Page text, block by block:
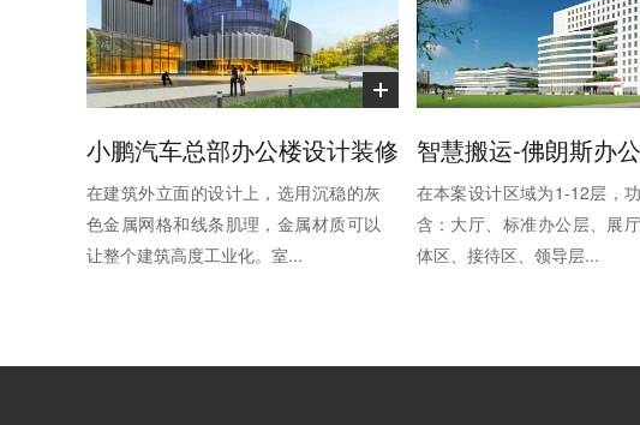
小鹏汽车总部办公楼设计装修
在建筑外立面的设计上，选用沉稳的灰
色金属网格和线条肌理，金属材质可以
让整个建筑高度工业化。室...
在本案设计区域为1-12层，
含：大厅、标准办公层、展
体区、接待区、领导层...